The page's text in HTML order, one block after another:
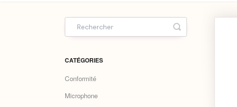
Toggle Search
CATÉGORIES
Conformité
Microphone